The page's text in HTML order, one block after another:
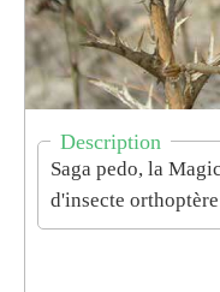
Description
Saga pedo, la
d'insecte